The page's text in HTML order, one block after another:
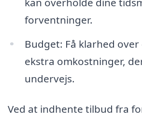
forventninger.
Budget: Få klarhed
ekstra omkostninger,
undervejs.
Ved at indhente tilbud fra